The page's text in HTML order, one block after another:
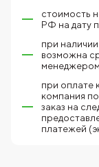
стоимость
РФ на дату
при
возможна
при оплате
компания
заказ на
платежей